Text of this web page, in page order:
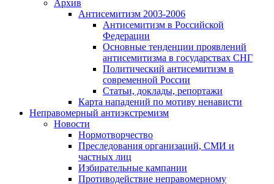
Архив
Антисемитизм 2003-2006
Антисемитизм в Российской
Федерации
Основные тенденции проявлений
антисемитизма в государствах СНГ
Политический антисемитизм в
современной России
Статьи, доклады, репортажи
Карта нападений по мотиву ненависти
Неправомерный антиэкстремизм
Новости
Нормотворчество
Преследования организаций, СМИ и
частных лиц
Избирательные кампании
Противодействие неправомерному